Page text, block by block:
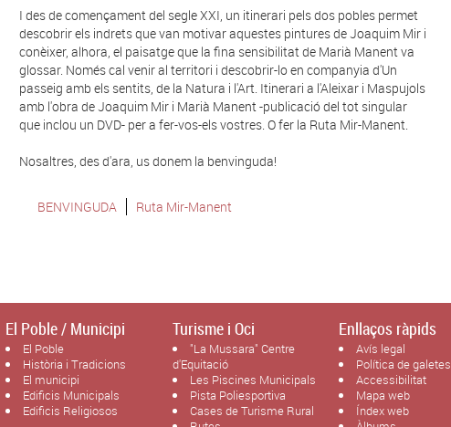
I des de començament del segle XXI, un itinerari pels dos pobles permet
descobrir els indrets que van motivar aquestes pintures de Joaquim Mir i
conèixer, alhora, el paisatge que la fina sensibilitat de Marià Manent va
glossar. Només cal venir al territori i descobrir-lo en companyia d'Un
passeig amb els sentits, de la Natura i l'Art. Itinerari a l'Aleixar i Maspujols
amb l'obra de Joaquim Mir i Marià Manent -publicació del tot singular
que inclou un DVD- per a fer-vos-els vostres. O fer la Ruta Mir-Manent.
Nosaltres, des d'ara, us donem la benvinguda!
BENVINGUDA Ruta Mir-Manent
El Poble / Municipi
El Poble
Història i Tradicions
El municipi
Edificis Municipals
Edificis Religiosos
Turisme i Oci
"La Mussara" Centre
d'Equitació
Les Piscines Municipals
Pista Poliesportiva
Cases de Turisme Rural
Enllaços ràpids
Avís legal
Política de galetes
Accessibilitat
Mapa web
Índex web